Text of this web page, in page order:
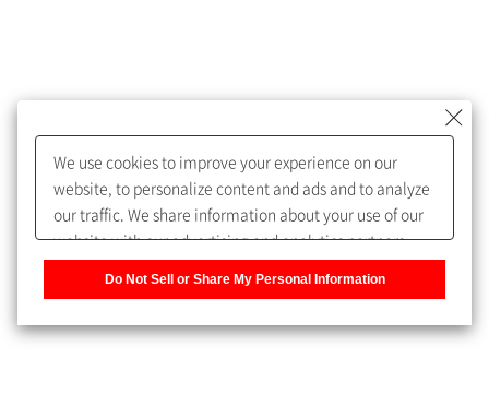
めします。
My SHIMADZU for Analyticalへ登録いただくと、技術情報や
取扱説明書・Webinarなどの閲覧ができます。
うになります。
We use cookies to improve your experience on our
website, to personalize content and ads and to analyze
our traffic. We share information about your use of our
website with our advertising and analytics partners,
Do Not Sell or Share My Personal Information